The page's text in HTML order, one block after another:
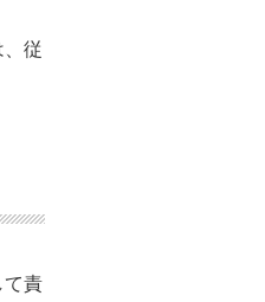
従
て責